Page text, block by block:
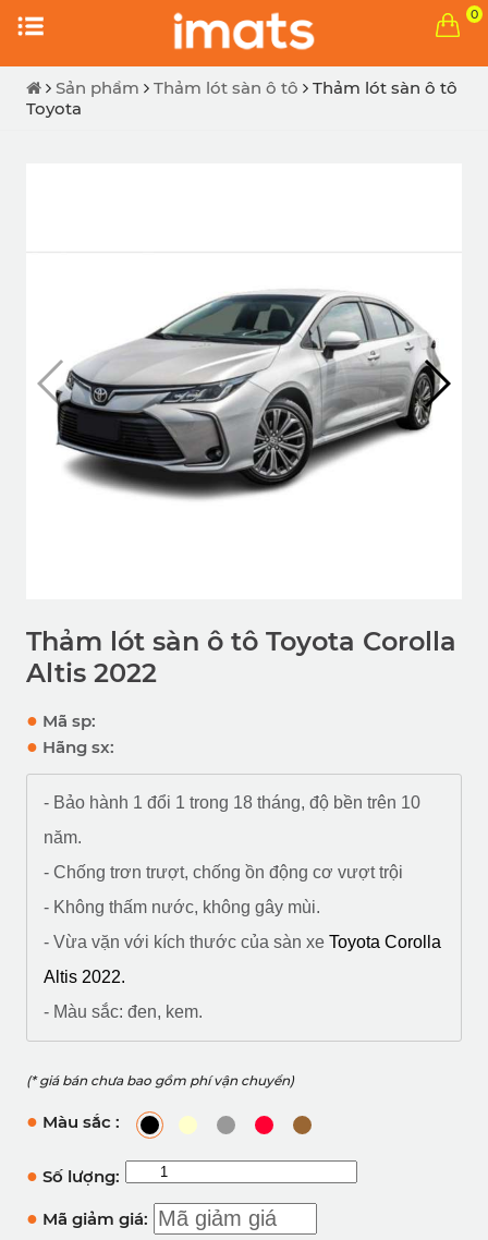
0
Sản phẩm Thảm lót sàn ô tô
Thảm lót sàn ô tô
Toyota
Thảm lót sàn ô tô Toyota Corolla
Altis 2022
● Mã sp:
● Hãng sx:
- Bảo hành 1 đổi 1 trong 18 tháng, độ bền trên 10
năm.
- Chống trơn trượt, chống ồn động cơ vượt trội
- Không thấm nước, không gây mùi.
- Vừa vặn với kích thước của sàn xe Toyota Corolla
Altis 2022.
- Màu sắc: đen, kem.
(* giá bán chưa bao gồm phí vận chuyển)
● Màu sắc :
● Số lượng:
● Mã giảm giá: